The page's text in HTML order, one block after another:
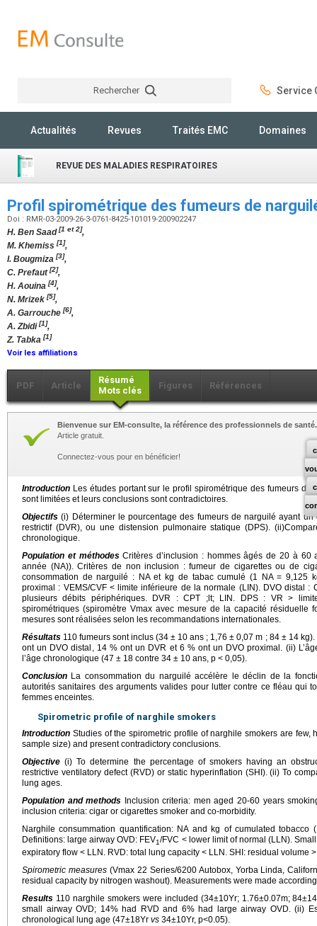
Rechercher Service
Actualités Revues Traités EMC Domaines
REVUE DES MALADIES RESPIRATOIRES
Profil spirométrique des fumeurs de
Doi : RMR-03-2009-26-3-0761-8425-101019-200902247
H. Ben Saad[1 et 2],
M. Khemiss [1],
I. Bougmiza [3],
C. Prefaut[2],
H. Aouina [4],
N. Mrizek [5],
A. Garrouche [6],
A. Zbidi[1],
Z. Tabka [1]
Voir les affiliations
PDF Article
Résumé
Mots clés
Figures Références
Bienvenue sur EM-consulte, la référence des professionnels de santé.
Article gratuit.
Connectez-vous pour en bénéficier!
Introduction Les études portant sur le profil spirométrique des fumeurs
sont limitées et leurs conclusions sont contradictoires.
Objectifs (i) Déterminer le pourcentage des fumeurs de narguilé ayant un
restrictif (DVR), ou une distension pulmonaire statique (DPS).
chronologique.
Population et méthodesCritères d’inclusion : hommes âgés de 20 à 60
année (NA)). Critères de non inclusion : fumeur de cigarettes ou de
consommation de narguilé : NA et kg de tabac cumulé (1 NA = 9,125
proximal : VEMS/CVF < limite inférieure de la normale (LIN). DVO distal :
plusieurs débits périphériques. DVR : CPT ;lt; LIN. DPS : VR >
spirométriques (spiromètre Vmax avec mesure de la capacité résiduelle
mesures sont réalisées selon les recommandations internationales.
Résultats 110 fumeurs sont inclus (34 ± 10 ans ; 1,76 ± 0,07 m ; 84 ± 14
ont un DVO distal, 14 % ont un DVR et 6 % ont un DVO proximal. (ii)
l’âge chronologique (47 ± 18 contre 34 ± 10 ans, p < 0,05).
Conclusion La consommation du narguilé accélère le déclin de la
autorités sanitaires des arguments valides pour lutter contre ce fléau qui
femmes enceintes.
Spirometric profile of narghile smokers
Introduction Studies of the spirometric profile of narghile smokers are few,
sample size) and present contradictory conclusions.
Objective (i) To determine the percentage of smokers having an
restrictive ventilatory defect (RVD) or static hyperinflation (SHI). (ii) To
lung ages.
Population and methods Inclusion criteria: men aged 20-60 years
inclusion criteria: cigar or cigarettes smoker and co-morbidity.
Narghile consummation quantification: NA and kg of cumulated tobacco
Definitions: large airway OVD: FEV1/FVC < lower limit of normal (LLN).
expiratory flow < LLN. RVD: total lung capacity < LLN. SHI: residual volume
Spirometric measures(Vmax 22 Series/6200 Autobox, Yorba Linda,
residual capacity by nitrogen washout). Measurements were made
Results 110 narghile smokers were included (34±10Yr; 1.76±0.07m;
small airway OVD; 14% had RVD and 6% had large airway OVD. (ii)
chronological lung age (47±18Yr vs 34±10Yr, p<0.05).